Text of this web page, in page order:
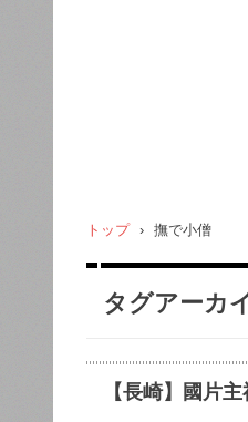
トップ › 撫で小僧
タグアーカ
【長崎】國片